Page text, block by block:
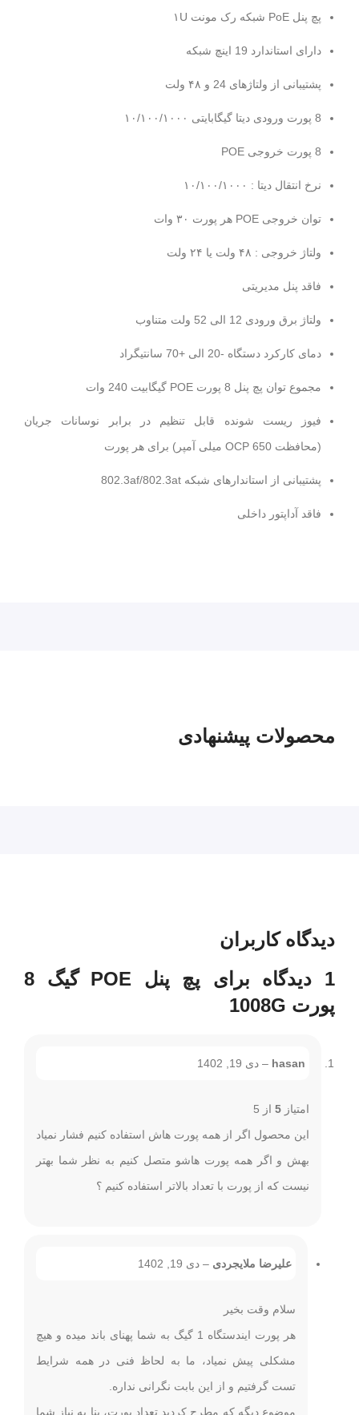
مرتفع نمودن معضل سيم کشي برق و نصب
آداپتورهاي گوناگون در نقاط دور از دسترس
امکان خرید بصورت منبع تغذیه داخلی یا بدون منبع
اترنت تا 100 متر
کوتاه و اضافه بار در خروجی
دارای 2 چراغ نمایشگر 48 ولت یا 24 ولت
پچ پنل poe چیست ؟
ویژگی های پچ پنل poe
پچ پنل PoE شبکه رک مونت ۱U
دارای استاندارد 19 اینچ شبکه
پشتیبانی از ولتاژهای 24 و ۴۸ ولت
8 پورت ورودی دیتا گیگابایتی ۱۰/۱۰۰/۱۰۰۰
8 پورت خروجی POE
نرخ انتقال دیتا : ۱۰/۱۰۰/۱۰۰۰
توان خروجی POE هر پورت ۳۰ وات
ولتاژ خروجی : ۴۸ ولت یا ۲۴ ولت
فاقد پنل مدیریتی
ولتاژ برق ورودی 12 الی 52 ولت متناوب
دمای کارکرد دستگاه -20 الی +70 سانتیگراد
مجموع توان پچ پنل 8 پورت POE گیگابیت 240 وات
فیوز ریست شونده قابل تنظیم در برابر نوسانات جریان
(محافظت OCP 650 میلی آمپر) برای هر پورت
پشتیبانی از استاندارهای شبکه 802.3af/802.3at
فاقد آداپتور داخلی
محصولات پیشنهادی
دیدگاه کاربران
1 دیدگاه برای
پچ پنل POE گیگ 8
پورت 1008G
hasan
– دی 19, 1402
امتیاز 5 از 5
این محصول اگر از همه پورت هاش استفاده کنیم فشار نمیاد
بهش و اگر همه پورت هاشو متصل کنیم به نظر شما بهتر
نیست که از پورت با تعداد بالاتر استفاده کنیم ؟
علیرضا ملایجردی – دی 19, 1402
سلام وقت بخیر
هر پورت ایندستگاه 1 گیگ به شما پهنای باند میده و هیچ
مشکلی پیش نمیاد، ما به لحاظ فنی در همه شرایط
تست گرفتیم و از این بابت نگرانی نداره.
موضوع دیگه که مطرج کردید تعداد پورت، بنا به نیاز شما